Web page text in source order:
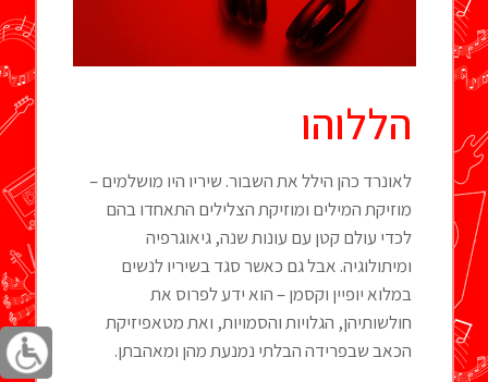
הללוהו
לאונרד כהן הילל את השבור. שיריו היו מושלמים –
מוזיקת המילים ומוזיקת הצלילים התאחדו בהם
לכדי עולם קטן עם עונות שנה, גיאוגרפיה
ומיתולוגיה. אבל גם כאשר סגד בשיריו לנשים
במלוא יופיין וקסמן – הוא ידע לפרוס את
חולשותיהן, הגלויות והסמויות, ואת מטאפיזיקת
הכאב שבפרידה הבלתי נמנעת מהן ומאהבתן.